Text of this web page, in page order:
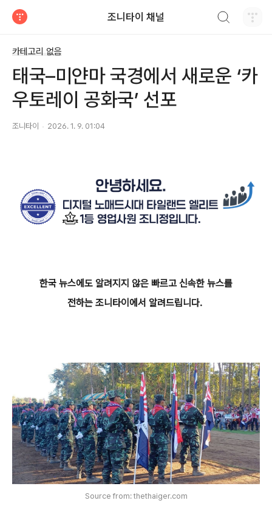
조니타이 채널
카테고리 없음
태국–미얀마 국경에서 새로운 ‘카
우토레이 공화국’ 선포
조니타이 2026. 1. 9. 01:04
한국 뉴스에도 알려지지 않은 빠르고 신속한 뉴스를
전하는 조니타이에서 알려드립니다.
Source from: thethaiger.com